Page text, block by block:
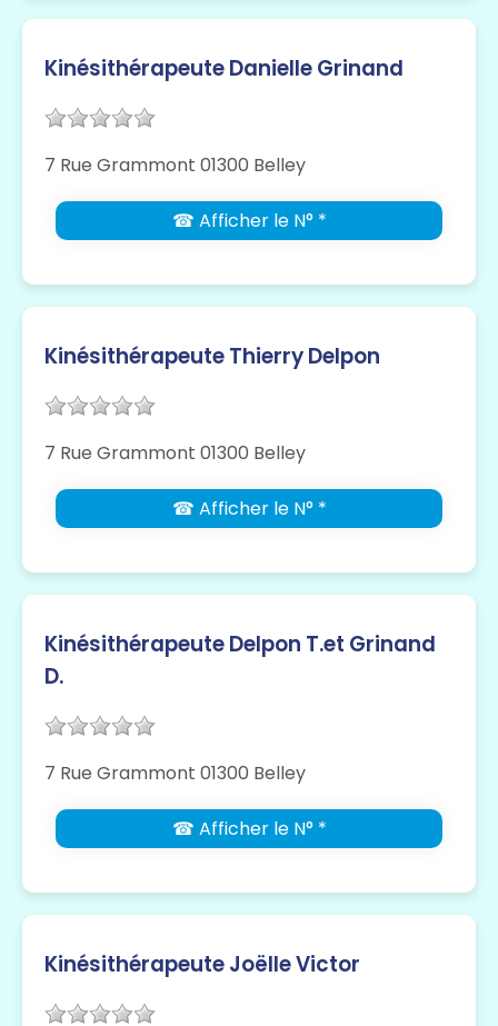
Kinésithérapeute Danielle Grinand
7 Rue Grammont 01300 Belley
☎ Afficher le N° *
Kinésithérapeute Thierry Delpon
7 Rue Grammont 01300 Belley
☎ Afficher le N° *
Kinésithérapeute Delpon T.et Grinand
D.
7 Rue Grammont 01300 Belley
☎ Afficher le N° *
Kinésithérapeute Joëlle Victor